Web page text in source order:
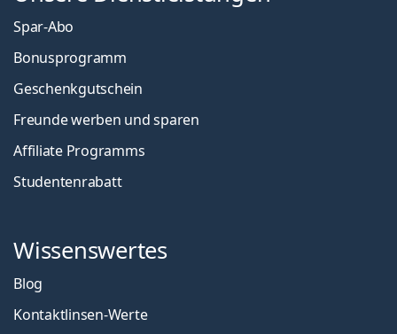
Spar-Abo
Bonusprogramm
Geschenkgutschein
Freunde werben und sparen
Affiliate Programms
Studentenrabatt
Wissenswertes
Blog
Kontaktlinsen-Werte